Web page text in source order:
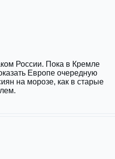
России. Пока в Кремле
Европе очередную
на морозе, как в старые